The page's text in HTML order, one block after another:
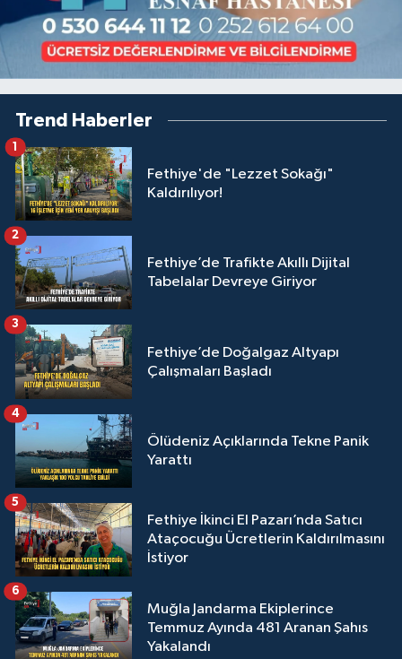
Trend Haberler
Fethiye'de "Lezzet Sokağı"
Kaldırılıyor!
1
Fethiye’de Trafikte Akıllı Dijital
Tabelalar Devreye Giriyor
2
Fethiye’de Doğalgaz Altyapı
Çalışmaları Başladı
3
Ölüdeniz Açıklarında Tekne Panik
Yarattı
4
Fethiye İkinci El Pazarı’nda Satıcı
Ataçocuğu Ücretlerin Kaldırılmasını
İstiyor
5
Muğla Jandarma Ekiplerince
Temmuz Ayında 481 Aranan Şahıs
Yakalandı
6